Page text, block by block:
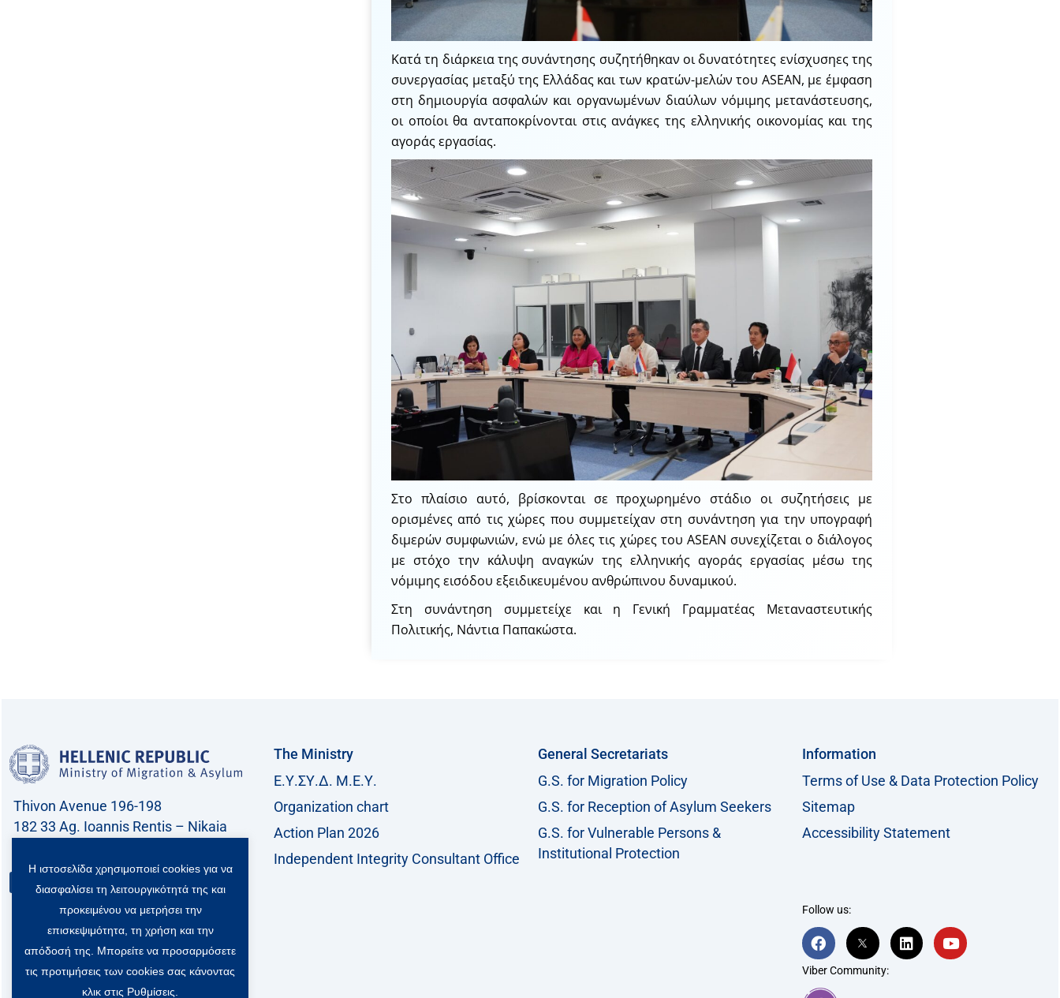
Κατά τη διάρκεια της συνάντησης συζητήθηκαν οι δυνατότητες ενίσχυσηες της
συνεργασίας μεταξύ της Ελλάδας και των κρατών-μελών του ASEAN, με έμφαση
στη δημιουργία ασφαλών και οργανωμένων διαύλων νόμιμης μετανάστευσης,
οι οποίοι θα ανταποκρίνονται στις ανάγκες της ελληνικής οικονομίας και της
αγοράς εργασίας.
Στο πλαίσιο αυτό, βρίσκονται σε προχωρημένο στάδιο οι συζητήσεις με
ορισμένες από τις χώρες που συμμετείχαν στη συνάντηση για την υπογραφή
διμερών συμφωνιών, ενώ με όλες τις χώρες του ASEAN συνεχίζεται ο διάλογος
με στόχο την κάλυψη αναγκών της ελληνικής αγοράς εργασίας μέσω της
νόμιμης εισόδου εξειδικευμένου ανθρώπινου δυναμικού.
Στη συνάντηση συμμετείχε και η Γενική Γραμματέας Μεταναστευτικής
Πολιτικής, Νάντια Παπακώστα.
Thivon Avenue 196-198
182 33 Ag. Ioannis Rentis – Nikaia
Contact
The Ministry
Ε.Υ.ΣΥ.Δ. Μ.Ε.Υ.
Organization chart
Action Plan 2026
Independent Integrity Consultant Office
General Secretariats
G.S. for Migration Policy
G.S. for Reception of Asylum Seekers
G.S. for Vulnerable Persons &
Institutional Protection
Information
Terms of Use & Data Protection Policy
Sitemap
Accessibility Statement
Follow us:
F
a
c
e
b
T
w
i
t
L
i
n
Y
o
u
Viber Community:
Η ιστοσελίδα χρησιμοποιεί cookies για να
διασφαλίσει τη λειτουργικότητά της και
προκειμένου να μετρήσει την
επισκεψιμότητα, τη χρήση και την
απόδοσή της. Μπορείτε να προσαρμόσετε
τις προτιμήσεις των cookies σας κάνοντας
κλικ στις Ρυθμίσεις.